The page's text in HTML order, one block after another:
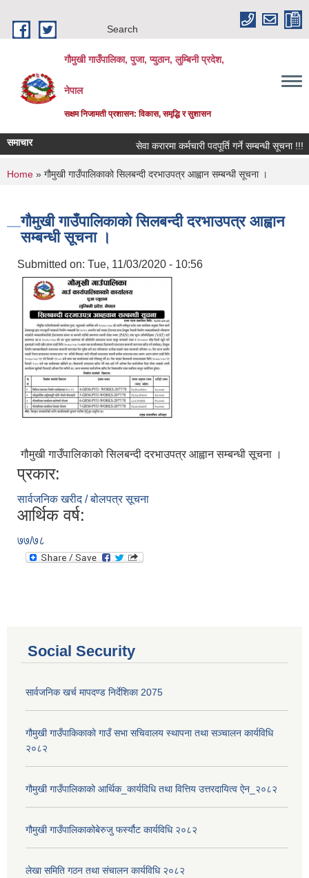
Search
गौमुखी गाउँपालिका, पुजा, प्युठान, लुम्बिनी प्रदेश,
नेपाल
सक्षम निजामती प्रशासन: विकास, समृद्धि र सुशासन
समाचार सेवा करारमा कर्मचारी पदपूर्ति गर्ने सम्बन्धी सूचना !!!
You are here
Home » गौमुखी गाउँपालिकाको सिलबन्दी दरभाउपत्र आह्वान सम्बन्धी सूचना ।
गौमुखी गाउँपालिकाको सिलबन्दी दरभाउपत्र आह्वान
सम्बन्धी सूचना ।
Submitted on: Tue, 11/03/2020 - 10:56
गौमुखी गाउँपालिकाको सिलबन्दी दरभाउपत्र आह्वान सम्बन्धी सूचना ।
प्रकार:
सार्वजनिक खरीद / बोलपत्र सूचना
आर्थिक वर्ष:
७७/७८
Social Security
सार्वजनिक खर्च मापदण्ड निर्देशिका 2075
गौमुखी गाउँपाकिकाको गाउँ सभा सचिवालय स्थापना तथा सञ्चालन कार्यविधि
२०८२
गौमुखी गाउँपालिकाको आर्थिक_कार्यविधि तथा वित्तिय उत्तरदायित्व ऐन_२०८२
गौमुखी गाउँपालिकाकोबेरुजु फर्स्यौट कार्यविधि २०८२
लेखा समिति गठन तथा संचालन कार्यविधि २०८२